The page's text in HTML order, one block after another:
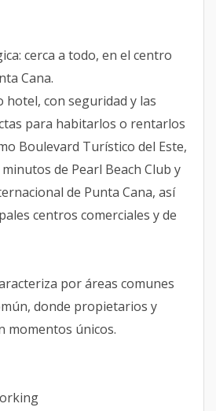
cerca a todo, en el centro
Cana.
con seguridad y las
para habitarlos o rentarlos
Boulevard Turístico del Este,
de Pearl Beach Club y
de Punta Cana, así
centros comerciales y de
por áreas comunes
donde propietarios y
momentos únicos.